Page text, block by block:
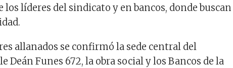
los líderes del sindicato y en bancos, donde buscan
allanados se confirmó la sede central del
Deán Funes 672, la obra social y los Bancos de la